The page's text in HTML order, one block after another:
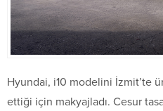
Hyundai, i10 modelini İzmit’te
ettiği için makyajladı. Cesur